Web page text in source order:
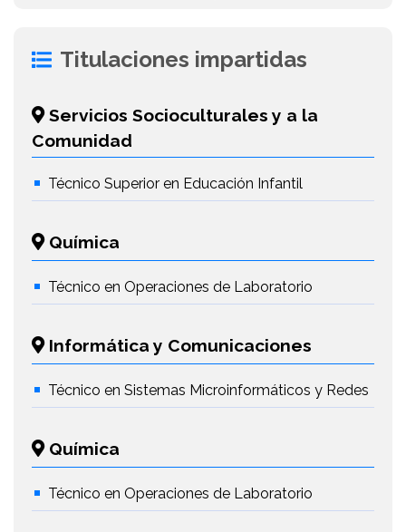
Titulaciones impartidas
Servicios Socioculturales y a la
Comunidad
Técnico Superior en Educación Infantil
Química
Técnico en Operaciones de Laboratorio
Informática y Comunicaciones
Técnico en Sistemas Microinformáticos y Redes
Química
Técnico en Operaciones de Laboratorio